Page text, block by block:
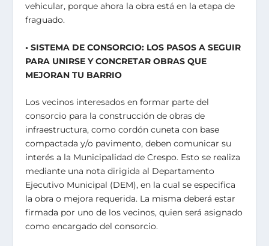
vehicular, porque ahora la obra está en la etapa de
fraguado.
• SISTEMA DE CONSORCIO: LOS PASOS A SEGUIR
PARA UNIRSE Y CONCRETAR OBRAS QUE
MEJORAN TU BARRIO
Los vecinos interesados en formar parte del
consorcio para la construcción de obras de
infraestructura, como cordón cuneta con base
compactada y/o pavimento, deben comunicar su
interés a la Municipalidad de Crespo. Esto se realiza
mediante una nota dirigida al Departamento
Ejecutivo Municipal (DEM), en la cual se especifica
la obra o mejora requerida. La misma deberá estar
firmada por uno de los vecinos, quien será asignado
como encargado del consorcio.